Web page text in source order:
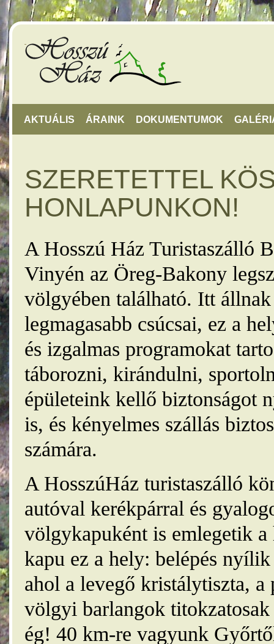
AKTUÁLIS ÁRAINK DOKUMENTUMOK
SZERETETTEL
HONLAPUNKON!
A Hosszú Ház Turistaszálló
Vinyén az Öreg-Bakony
völgyében található. Itt
legmagasabb csúcsai, ez a
és izgalmas programokat
táborozni, kirándulni,
épületeink kellő biztonságot
is, és kényelmes szállás
számára.
A HosszúHáz turistaszálló
autóval kerékpárral és
völgykapuként is emlegetik
kapu ez a hely: belépés
ahol a levegő kristálytiszta, a
völgyi barlangok
ég! 40 km-re vagyunk